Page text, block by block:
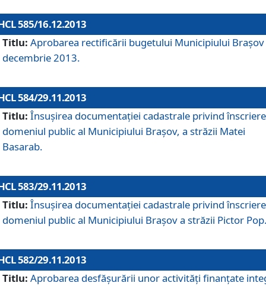
585/16.12.2013
Titlu: Aprobarea rectificării bugetului Municipiului Braşov
decembrie 2013.
584/29.11.2013
Titlu: Însuşirea documentaţiei cadastrale privind
domeniul public al Municipiului Braşov, a străzii Matei
Basarab.
583/29.11.2013
Titlu: Însuşirea documentaţiei cadastrale privind
domeniul public al Municipiului Braşov a străzii Pictor
582/29.11.2013
Titlu: Aprobarea desfăşurării unor activităţi finanţate